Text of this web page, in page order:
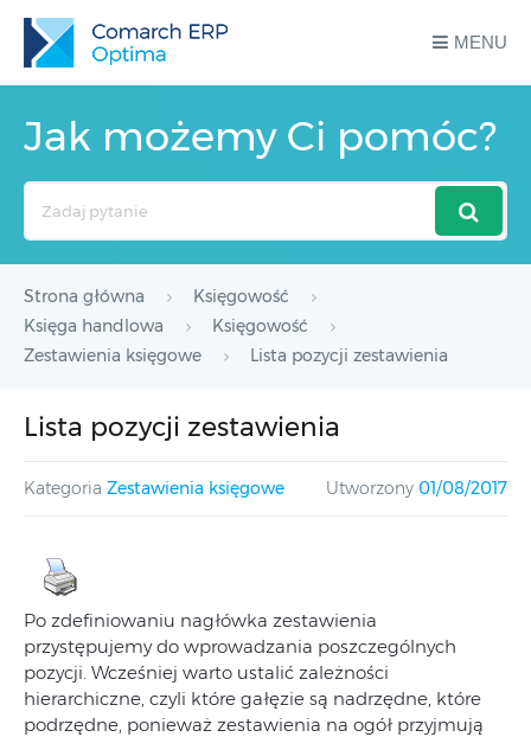
MENU
Jak możemy Ci pomóc?
Strona główna
Księgowość
Księga handlowa
Księgowość
Zestawienia księgowe
Lista pozycji zestawienia
Lista pozycji zestawienia
Kategoria Zestawienia księgowe Utworzony 01/08/2017
Po zdefiniowaniu nagłówka zestawienia
przystępujemy do wprowadzania poszczególnych
pozycji. Wcześniej warto ustalić zależności
hierarchiczne, czyli które gałęzie są nadrzędne, które
podrzędne, ponieważ zestawienia na ogół przyjmują